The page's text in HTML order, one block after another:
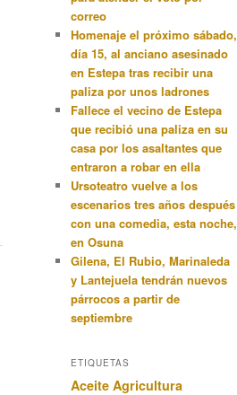
correo
Homenaje el próximo sábado,
día 15, al anciano asesinado
en Estepa tras recibir una
paliza por unos ladrones
Fallece el vecino de Estepa
que recibió una paliza en su
casa por los asaltantes que
entraron a robar en ella
Ursoteatro vuelve a los
escenarios tres años después
con una comedia, esta noche,
en Osuna
Gilena, El Rubio, Marinaleda
y Lantejuela tendrán nuevos
párrocos a partir de
septiembre
ETIQUETAS
Aceite Agricultura